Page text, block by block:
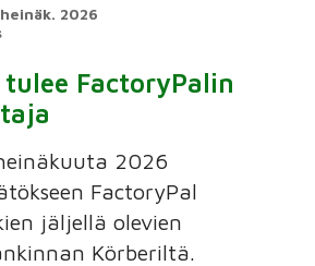
2026
FactoryPalin
2026
FactoryPal
jäljellä olevien
Körberiltä.